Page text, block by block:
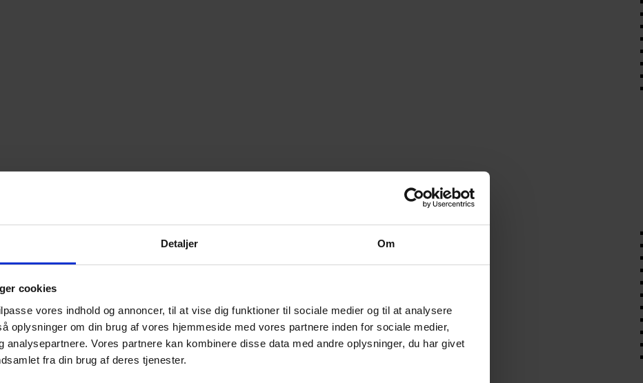
Detaljer Om
cookies
vores indhold og annoncer, til at vise dig funktioner til sociale medier og til at analysere
oplysninger om din brug af vores hjemmeside med vores partnere inden for sociale medier,
analysepartnere. Vores partnere kan kombinere disse data med andre oplysninger, du har givet
fra din brug af deres tjenester.